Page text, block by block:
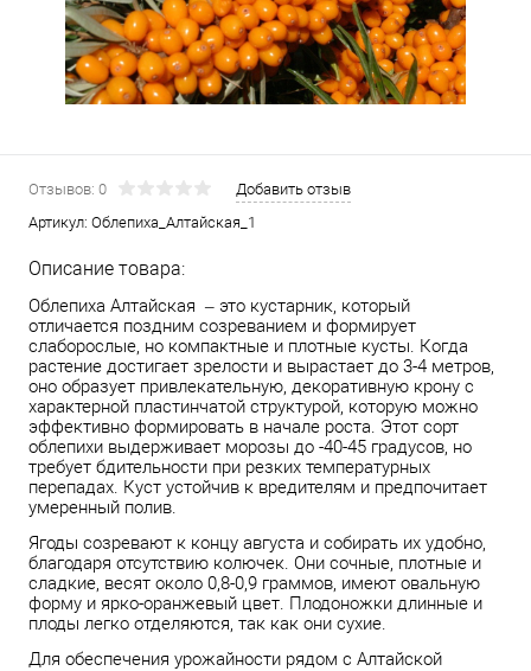
Отзывов: 0
Добавить отзыв
Артикул: Облепиха_Алтайская_1
Описание товара:
Облепиха Алтайская – это кустарник, который
отличается поздним созреванием и формирует
слаборослые, но компактные и плотные кусты. Когда
растение достигает зрелости и вырастает до 3-4 метров,
оно образует привлекательную, декоративную крону с
характерной пластинчатой структурой, которую можно
эффективно формировать в начале роста. Этот сорт
облепихи выдерживает морозы до -40-45 градусов, но
требует бдительности при резких температурных
перепадах. Куст устойчив к вредителям и предпочитает
умеренный полив.
Ягоды созревают к концу августа и собирать их удобно,
благодаря отсутствию колючек. Они сочные, плотные и
сладкие, весят около 0,8-0,9 граммов, имеют овальную
форму и ярко-оранжевый цвет. Плодоножки длинные и
плоды легко отделяются, так как они сухие.
Для обеспечения урожайности рядом с Алтайской